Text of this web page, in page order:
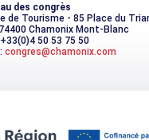
des congrès
de Tourisme - 85 Place du
Chamonix Mont-Blanc
50 53 75 50
: congres@chamonix.com